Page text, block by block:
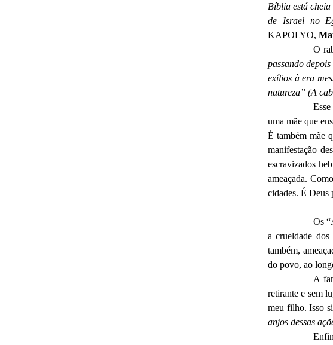
Bíblia está
de Israel no
KAPOLYO,
O
passando
exílios à era
natureza” (A
uma mãe que
É também mãe
manifestação
escravizados
ameaçada.
cidades. É Deus
Os
a crueldade
também,
do povo, ao
A
retirante e sem
meu filho. Isso
anjos dessas